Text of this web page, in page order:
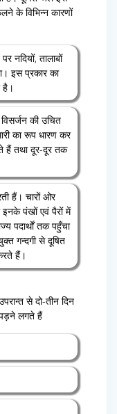
के विभिन्न कारणों
नदियों, तालाबों
इस प्रकार का
की उचित
का रूप धारण कर
हैं तथा दूर-दूर तक
हैं। चारों ओर
इनके पंखों एवं पैरों में
पदार्थों तक पहुँचा
गन्दगी से दूषित
हैं।
से दो-तीन दिन
पड़ने लगते हैं